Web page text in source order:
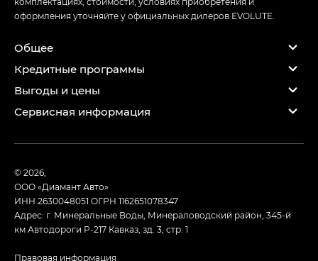
оформления уточняйте у официальных дилеров EVOLUTE.
Общее
Кредитные программы
Выгоды и цены
Сервисная информация
© 2026,
ООО «Диамант Авто»
ИНН 2630048051 ОГРН 1162651078347
Адрес: г. Минеральные Воды, Минераловодский район, 345-й
км Автодороги Р-217 Кавказ, зд. 3, стр. 1
Правовая информация